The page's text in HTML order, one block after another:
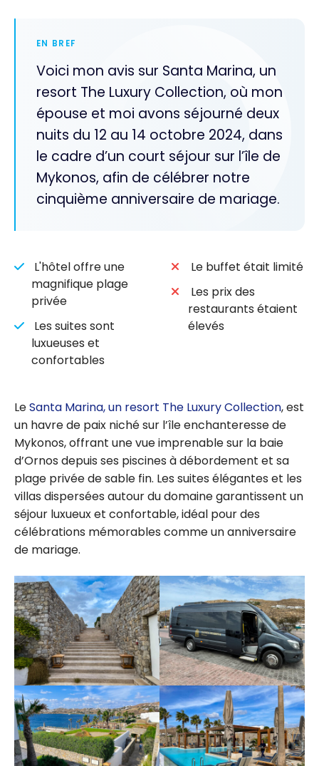
EN BREF
Voici mon avis sur Santa Marina, un
resort The Luxury Collection, où mon
épouse et moi avons séjourné deux
nuits du 12 au 14 octobre 2024, dans
le cadre d’un court séjour sur l’île de
Mykonos, afin de célébrer notre
cinquième anniversaire de mariage.
L'hôtel offre une
magnifique plage
privée
Les suites sont
luxueuses et
confortables
Le buffet était limité
Les prix des
restaurants étaient
élevés
LeSanta Marina, un resort The Luxury Collection, est
un havre de paix niché sur l’île enchanteresse de
Mykonos, offrant une vue imprenable sur la baie
d’Ornos depuis ses piscines à débordement et sa
plage privée de sable fin. Les suites élégantes et les
villas dispersées autour du domaine garantissent un
séjour luxueux et confortable, idéal pour des
célébrations mémorables comme un anniversaire
de mariage.